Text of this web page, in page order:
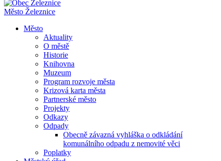
Město Železnice
Město
Aktuality
O městě
Historie
Knihovna
Muzeum
Program rozvoje města
Krizová karta města
Partnerské město
Projekty
Odkazy
Odpady
Obecně závazná vyhláška o odkládání
komunálního odpadu z nemovité věci
Poplatky